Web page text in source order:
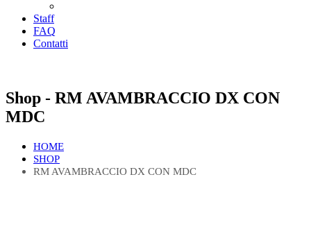
Staff
FAQ
Contatti
Shop - RM AVAMBRACCIO DX CON
MDC
HOME
SHOP
RM AVAMBRACCIO DX CON MDC